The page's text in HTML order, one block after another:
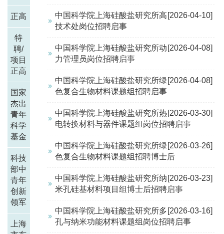
正高
特
聘/
项目
正高
国家
杰出
青年
科学
基金
科技
部中
青年
创新
领军
上海
[2026-04-10]
中国科学院上海硅酸盐研究所高
技术处岗位招聘启事
[2026-04-08]
中国科学院上海硅酸盐研究所动
力管理员岗位招聘启事
[2026-04-08]
中国科学院上海硅酸盐研究所绿
色复合生物材料课题组招聘启事
[2026-03-30]
中国科学院上海硅酸盐研究所热
电转换材料与器件课题组岗位招聘启事
[2026-03-26]
中国科学院上海硅酸盐研究所绿
色复合生物材料课题组招聘博士后
[2026-03-23]
中国科学院上海硅酸盐研究所纳
米孔硅基材料项目组博士后招聘启事
[2026-03-16]
中国科学院上海硅酸盐研究所多
孔与纳米功能材料课题组岗位招聘启事